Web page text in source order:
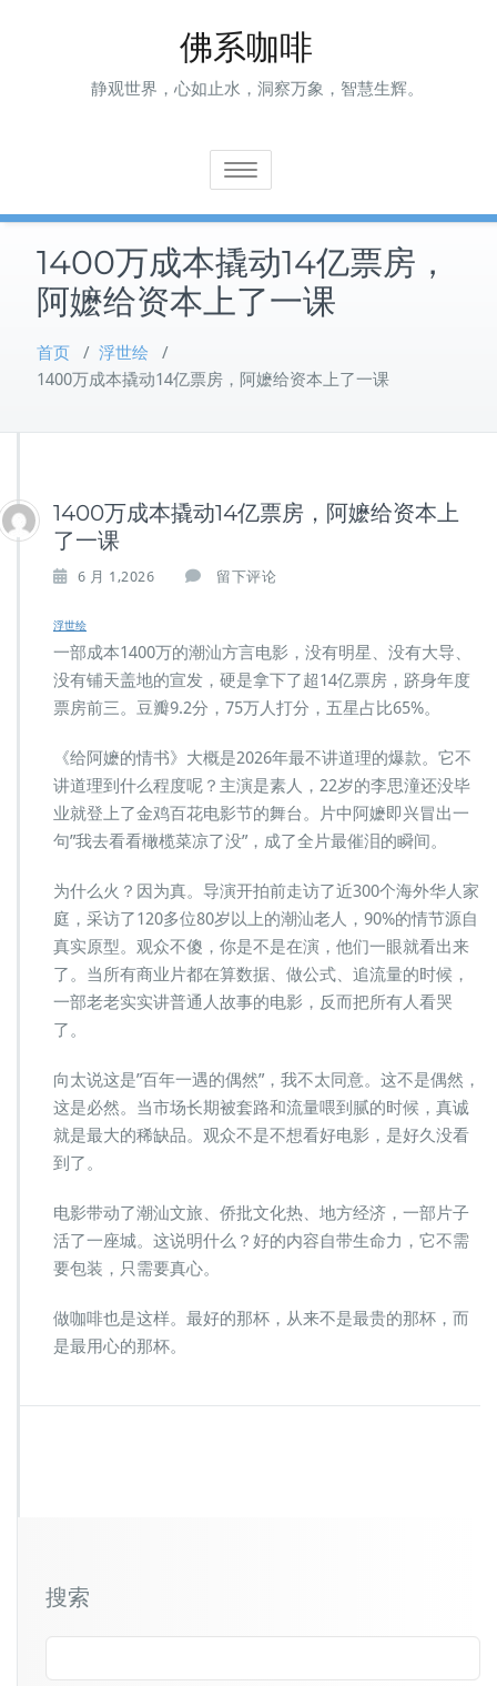
佛系咖啡
静观世界，心如止水，洞察万象，智慧生辉。
Toggle navigation
1400万成本撬动14亿票房，
阿嬷给资本上了一课
首页 / 浮世绘 /
1400万成本撬动14亿票房，阿嬷给资本上了一课
1400万成本撬动14亿票房，阿嬷给资本上
了一课
6 月 1,2026 留下评论
浮世绘
一部成本1400万的潮汕方言电影，没有明星、没有大导、
没有铺天盖地的宣发，硬是拿下了超14亿票房，跻身年度
票房前三。豆瓣9.2分，75万人打分，五星占比65%。
《给阿嬷的情书》大概是2026年最不讲道理的爆款。它不
讲道理到什么程度呢？主演是素人，22岁的李思潼还没毕
业就登上了金鸡百花电影节的舞台。片中阿嬷即兴冒出一
句”我去看看橄榄菜凉了没”，成了全片最催泪的瞬间。
为什么火？因为真。导演开拍前走访了近300个海外华人家
庭，采访了120多位80岁以上的潮汕老人，90%的情节源自
真实原型。观众不傻，你是不是在演，他们一眼就看出来
了。当所有商业片都在算数据、做公式、追流量的时候，
一部老老实实讲普通人故事的电影，反而把所有人看哭
了。
向太说这是”百年一遇的偶然”，我不太同意。这不是偶然，
这是必然。当市场长期被套路和流量喂到腻的时候，真诚
就是最大的稀缺品。观众不是不想看好电影，是好久没看
到了。
电影带动了潮汕文旅、侨批文化热、地方经济，一部片子
活了一座城。这说明什么？好的内容自带生命力，它不需
要包装，只需要真心。
做咖啡也是这样。最好的那杯，从来不是最贵的那杯，而
是最用心的那杯。
搜索